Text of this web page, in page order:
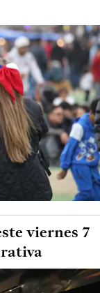
viernes 7